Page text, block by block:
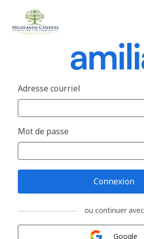
Adresse courriel
Mot de passe
Connexion
ou continuer avec
Google